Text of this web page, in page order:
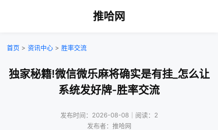
推哈网
首页 > 资讯中心 > 胜率交流
独家秘籍!微信微乐麻将确实是有挂_怎么让
系统发好牌-胜率交流
发布时间：2026-08-08｜阅读：2
发布者：推哈网